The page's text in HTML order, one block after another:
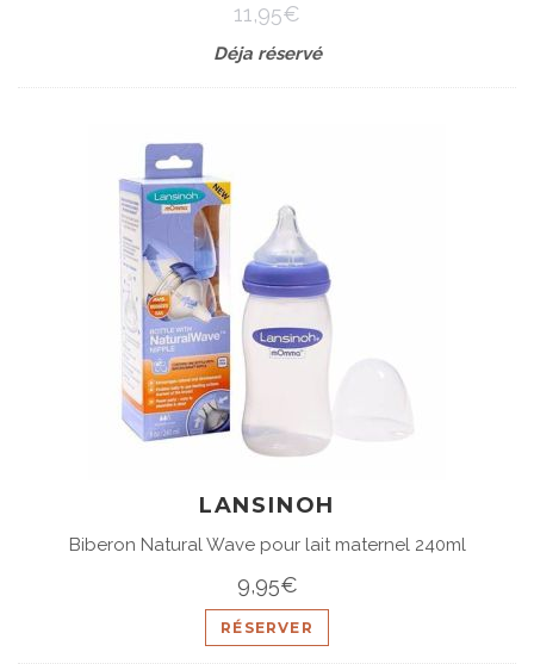
11,95€
Déja réservé
LANSINOH
Biberon Natural Wave pour lait maternel 240ml
9,95€
RÉSERVER